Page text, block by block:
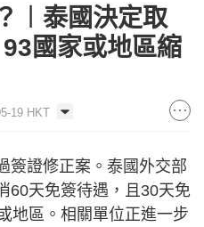
Time
︱泰國決定取
國家或地區縮
19 HKT
簽證修正案。泰國外交部
60天免簽待遇，且30天免
地區。相關單位正進一步